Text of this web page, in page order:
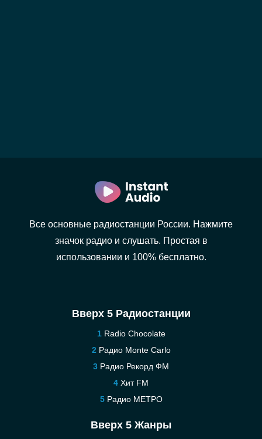
Все основные радиостанции России. Нажмите
значок радио и слушать. Простая в
использовании и 100% бесплатно.
Вверх 5 Радиостанции
Radio Chocolate
Радио Monte Carlo
Радио Рекорд ФМ
Хит FM
Радио МЕТРО
Вверх 5 Жанры